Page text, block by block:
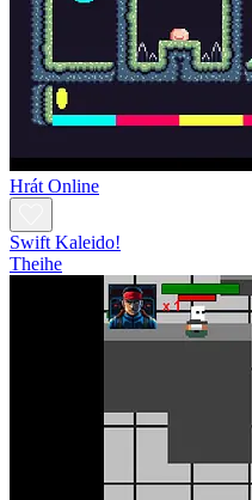
Hrát Online
Swift Kaleido!
Theihe